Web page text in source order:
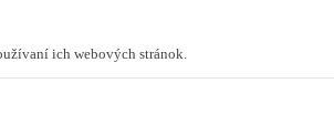
ich webových stránok.